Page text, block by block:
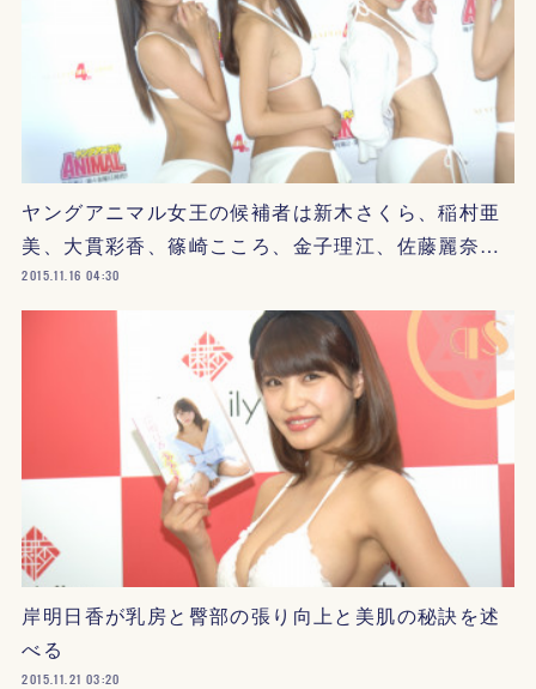
ヤングアニマル女王の候補者は新木さくら、稲村亜
美、大貫彩香、篠崎こころ、金子理江、佐藤麗奈…
2015.11.16 04:30
岸明日香が乳房と臀部の張り向上と美肌の秘訣を述
べる
2015.11.21 03:20